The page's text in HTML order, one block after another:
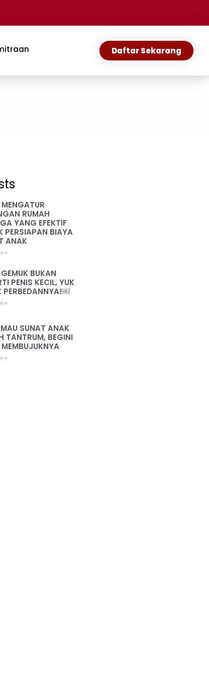
Daftar Sekarang
RUMAH
YANG EFEKTIF
PERSIAPAN BIAYA
ANAK
»
BUKAN
PENIS KECIL, YUK
PERBEDANNYA!￼
»
SUNAT ANAK
TANTRUM, BEGINI
»